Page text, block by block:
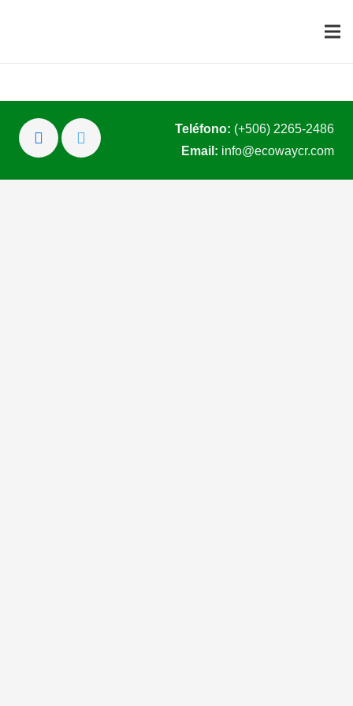
Teléfono: (+506) 2265-2486
Email: info@ecowaycr.com